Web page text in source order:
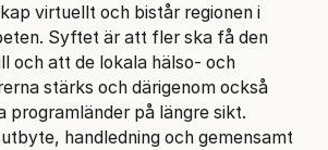
virtuellt och bistår regionen i
Syftet är att fler ska få den
och att de lokala hälso- och
stärks och därigenom också
programländer på längre sikt.
handledning och gemensamt